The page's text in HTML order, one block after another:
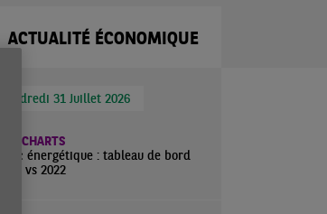
ACTUALITÉ ÉCONOMIQUE
Vendredi 31 Juillet 2026
ECO CHARTS
Choc énergétique : tableau de bord
2026 vs 2022